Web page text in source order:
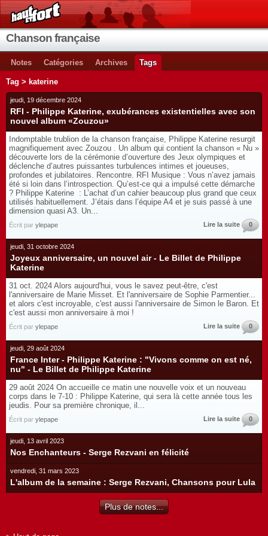
Chanson française
Notes Catégories Archives Tags
Tag > katerine
jeudi, 19 décembre 2024
RFI - Philippe Katerine, exubérances existentielles avec son
nouvel album «Zouzou»
Indomptable trublion de la chanson française, Philippe Katerine resurgit
magnifiquement avec Zouzou . Un album qui contient la chanson « Nu »
découverte lors de la cérémonie d’ouverture des Jeux olympiques et
déclenche d’autres puissantes turbulences intimes et joueuses,
profondes et jubilatoires. Rencontre. RFI Musique : Vous n’avez jamais
été si loin dans l’introspection. Qu’est-ce qui a impulsé cette démarche
? Philippe Katerine : L’achat d’un cahier beaucoup plus grand que ceux
utilisés habituellement. J’étais dans l’équipe A4 et je suis passé à une
dimension quasi A3. Un...
Écrit par ylepape Lire la suite 0
jeudi, 31 octobre 2024
Joyeux anniversaire, un nouvel air - Le Billet de Philippe
Katerine
31 oct. 2024 Alors aujourd'hui, vous le savez peut-être, c'est
l'anniversaire de Marie Misset. Et l'anniversaire de Sophie Parmentier...
et alors c'est incroyable, c'est aussi l'anniversaire de Simon le Baron. Et
c'est aussi mon anniversaire à moi !
Écrit par ylepape Lire la suite 0
jeudi, 29 août 2024
France Inter - Philippe Katerine : "Vivons comme on est né,
nu" - Le Billet de Philippe Katerine
29 août 2024 On accueille ce matin une nouvelle voix et un nouveau
corps dans le 7-10 : Philippe Katerine, qui sera là cette année tous les
jeudis. Pour sa première chronique, il...
Écrit par ylepape Lire la suite 0
jeudi, 13 avril 2023
Nos Enchanteurs - Serge Rezvani en félicité
vendredi, 31 mars 2023
L'album de la semaine : Serge Rezvani, Chansons pour Lula
Plus de notes...